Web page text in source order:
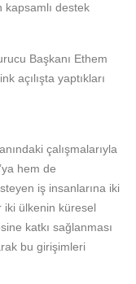
kapsamlı destek
Başkanı Ethem
açılışta yaptıkları
çalışmalarıyla
hem de
iş insanlarına iki
iki ülkenin küresel
katkı sağlanması
bu girişimleri